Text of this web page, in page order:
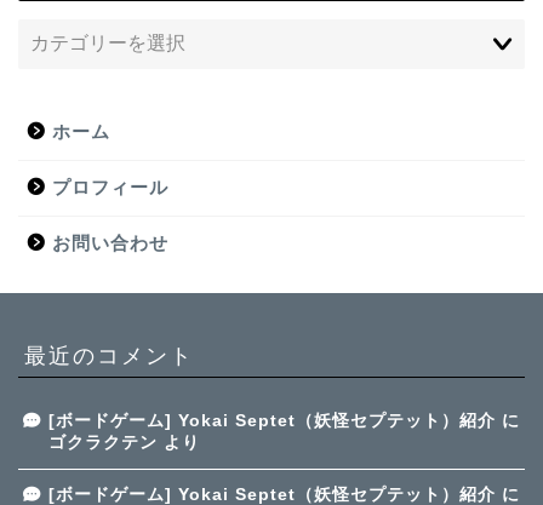
ホーム
プロフィール
お問い合わせ
最近のコメント
[ボードゲーム] Yokai Septet（妖怪セプテット）紹介 に
ゴクラクテン より
[ボードゲーム] Yokai Septet（妖怪セプテット）紹介 に